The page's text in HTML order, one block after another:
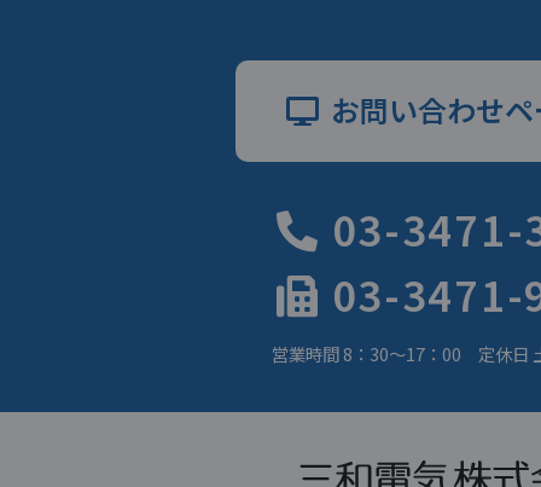
お問い合わせ
03-3471-
03-3471-
営業時間 8：30～17：00 定休日